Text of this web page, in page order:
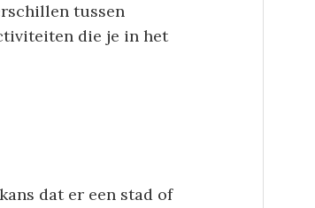
tussen
die je in het
dat er een stad of